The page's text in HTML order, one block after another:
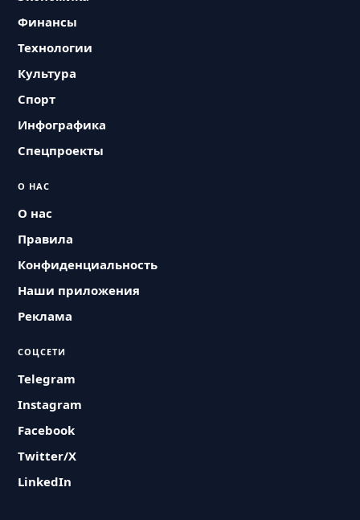
Финансы
Технологии
Культура
Спорт
Инфографика
Спецпроекты
О НАС
О нас
Правила
Конфиденциальность
Наши приложения
Реклама
СОЦСЕТИ
Telegram
Instagram
Facebook
Twitter/X
LinkedIn